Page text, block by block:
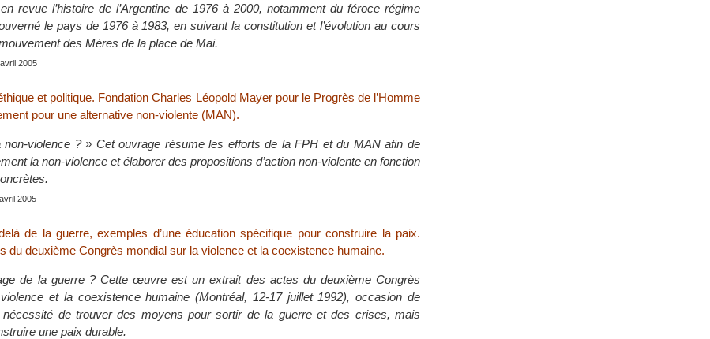
revue l’histoire de l’Argentine de 1976 à 2000, notamment du féroce régime
le pays de 1976 à 1983, en suivant la constitution et l’évolution au cours
des Mères de la place de Mai.
avril 2005
et politique. Fondation Charles Léopold Mayer pour le Progrès de l’Homme
pour une alternative non-violente (MAN).
non-violence ? » Cet ouvrage résume les efforts de la FPH et du MAN afin de
la non-violence et élaborer des propositions d’action non-violente en fonction
2005
de la guerre, exemples d’une éducation spécifique pour construire la paix.
du deuxième Congrès mondial sur la violence et la coexistence humaine.
de la guerre ? Cette œuvre est un extrait des actes du deuxième Congrès
et la coexistence humaine (Montréal, 12-17 juillet 1992), occasion de
de trouver des moyens pour sortir de la guerre et des crises, mais
une paix durable.